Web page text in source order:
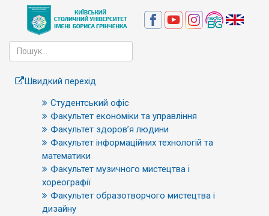
Швидкий перехід
Студентський офіс
Факультет економіки та управління
Факультет здоров’я людини
Факультет інформаційних технологій та
математики
Факультет музичного мистецтва і
хореографії
Факультет образотворчого мистецтва і
дизайну